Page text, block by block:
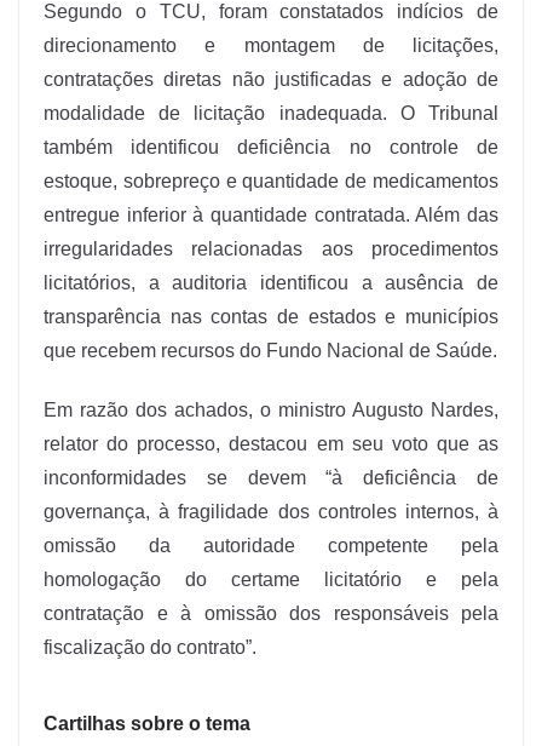
Segundo o TCU, foram constatados indícios de
direcionamento e montagem de licitações,
contratações diretas não justificadas e adoção de
modalidade de licitação inadequada. O Tribunal
também identificou deficiência no controle de
estoque, sobrepreço e quantidade de medicamentos
entregue inferior à quantidade contratada. Além das
irregularidades relacionadas aos procedimentos
licitatórios, a auditoria identificou a ausência de
transparência nas contas de estados e municípios
que recebem recursos do Fundo Nacional de Saúde.
Em razão dos achados, o ministro Augusto Nardes,
relator do processo, destacou em seu voto que as
inconformidades se devem “à deficiência de
governança, à fragilidade dos controles internos, à
omissão da autoridade competente pela
homologação do certame licitatório e pela
contratação e à omissão dos responsáveis pela
fiscalização do contrato”.
Cartilhas sobre o tema